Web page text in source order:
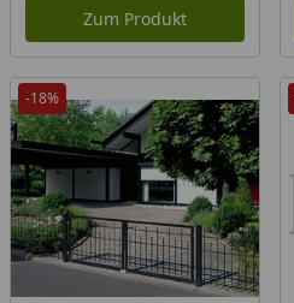
Zum Produkt
-18%